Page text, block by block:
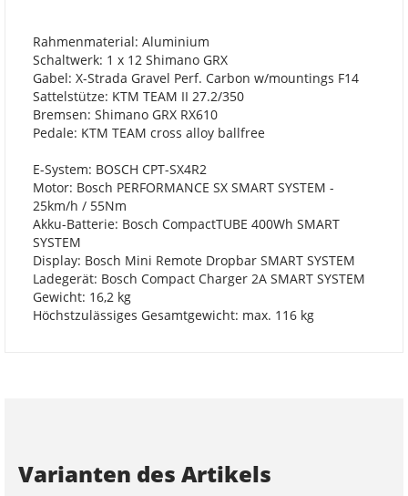
Rahmenmaterial: Aluminium
Schaltwerk: 1 x 12 Shimano GRX
Gabel: X-Strada Gravel Perf. Carbon w/mountings F14
Sattelstütze: KTM TEAM II 27.2/350
Bremsen: Shimano GRX RX610
Pedale: KTM TEAM cross alloy ballfree
E-System: BOSCH CPT-SX4R2
Motor: Bosch PERFORMANCE SX SMART SYSTEM -
25km/h / 55Nm
Akku-Batterie: Bosch CompactTUBE 400Wh SMART
SYSTEM
Display: Bosch Mini Remote Dropbar SMART SYSTEM
Ladegerät: Bosch Compact Charger 2A SMART SYSTEM
Gewicht: 16,2 kg
Höchstzulässiges Gesamtgewicht: max. 116 kg
Varianten des Artikels